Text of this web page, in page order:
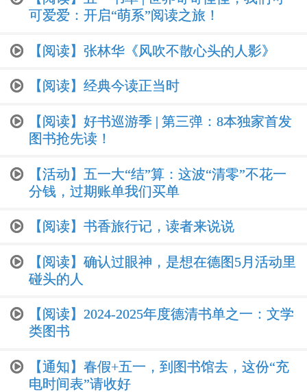
可爱爱：开启“萌系”阅读之旅！
【阅读】张林华《风吹不散心头的人影》
【阅读】经典今读正当时
【阅读】好书巡游季 | 第三弹：8本独家首发
图书抢先读！
【活动】五一大“结”算：这波“清零”不花一
分钱，过期账单我们买单
【阅读】书香旅行记，读者来说说
【阅读】确认过眼神，是想在德图5月活动里
碰头的人
【阅读】2024-2025年度德清书单之一：文学
类图书
【通知】春假+五一，到图书馆去，这份“充
电时间表”请收好